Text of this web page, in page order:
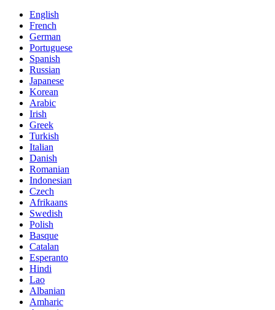
English
French
German
Portuguese
Spanish
Russian
Japanese
Korean
Arabic
Irish
Greek
Turkish
Italian
Danish
Romanian
Indonesian
Czech
Afrikaans
Swedish
Polish
Basque
Catalan
Esperanto
Hindi
Lao
Albanian
Amharic